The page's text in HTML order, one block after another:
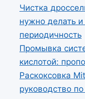
Чистка
нужно делать и
периодичность
Промывка
кислотой:
Раскоксовка
руководство